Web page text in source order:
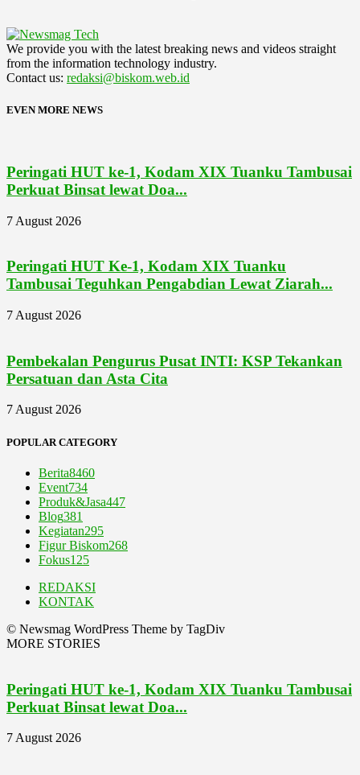
We provide you with the latest breaking news and videos straight
from the information technology industry.
Contact us: redaksi@biskom.web.id
EVEN MORE NEWS
Peringati HUT ke-1, Kodam XIX Tuanku Tambusai
Perkuat Binsat lewat Doa...
7 August 2026
Peringati HUT Ke-1, Kodam XIX Tuanku
Tambusai Teguhkan Pengabdian Lewat Ziarah...
7 August 2026
Pembekalan Pengurus Pusat INTI: KSP Tekankan
Persatuan dan Asta Cita
7 August 2026
POPULAR CATEGORY
Berita8460
Event734
Produk&Jasa447
Blog381
Kegiatan295
Figur Biskom268
Fokus125
REDAKSI
KONTAK
© Newsmag WordPress Theme by TagDiv
MORE STORIES
Peringati HUT ke-1, Kodam XIX Tuanku Tambusai
Perkuat Binsat lewat Doa...
7 August 2026